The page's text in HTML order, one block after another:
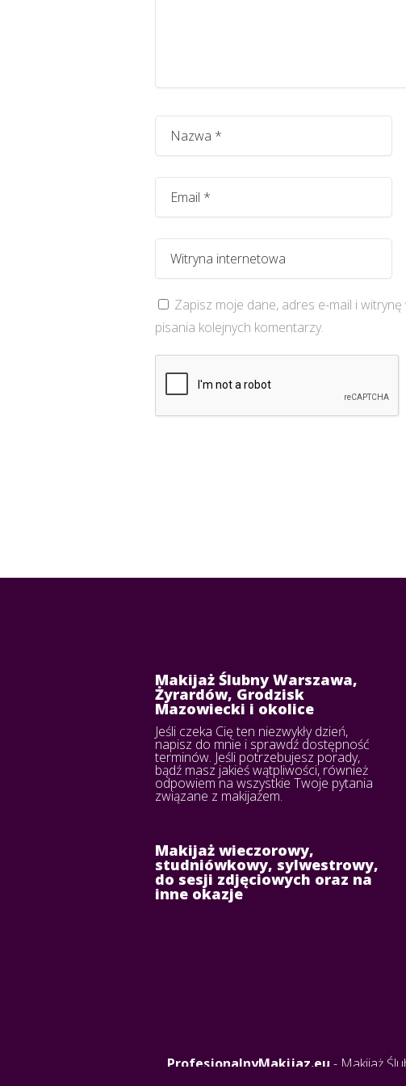
Zapisz moje dane, adres e-mail i
pisania kolejnych komentarzy.
Makijaż Ślubny Warszawa,
Żyrardów, Grodzisk
Mazowiecki i okolice
Jeśli czeka Cię ten niezwykły dzień,
napisz do mnie i sprawdź dostępność
terminów. Jeśli potrzebujesz porady,
bądź masz jakieś wątpliwości, również
odpowiem na wszystkie Twoje pytania
związane z makijażem.
Makijaż wieczorowy,
studniówkowy, sylwestrowy,
do sesji zdjęciowych oraz na
inne okazje
ProfesjonalnyMakijaz.eu - Makijaż